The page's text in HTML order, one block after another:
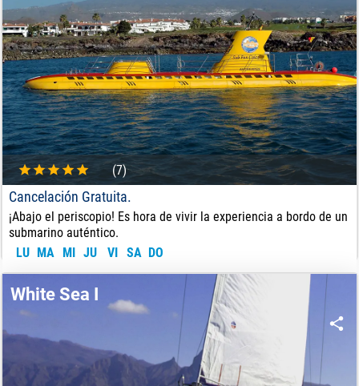
(7)
Cancelación Gratuita.
¡Abajo el periscopio! Es hora de vivir la experiencia a bordo de un
submarino auténtico.
LU MA MI JU VI SA DO
61
White Sea I